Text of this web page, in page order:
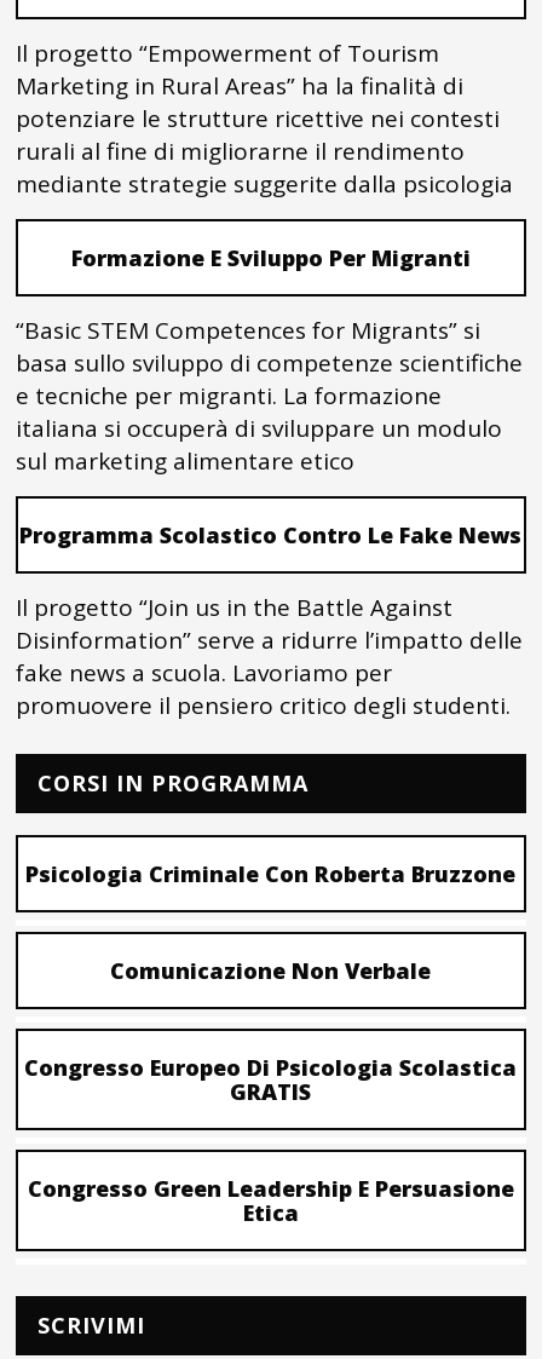
Il progetto “Empowerment of Tourism
Marketing in Rural Areas” ha la finalità di
potenziare le strutture ricettive nei contesti
rurali al fine di migliorarne il rendimento
mediante strategie suggerite dalla psicologia
Formazione E Sviluppo Per Migranti
“Basic STEM Competences for Migrants” si
basa sullo sviluppo di competenze scientifiche
e tecniche per migranti. La formazione
italiana si occuperà di sviluppare un modulo
sul marketing alimentare etico
Programma Scolastico Contro Le Fake News
Il progetto “Join us in the Battle Against
Disinformation” serve a ridurre l’impatto delle
fake news a scuola. Lavoriamo per
promuovere il pensiero critico degli studenti.
CORSI IN PROGRAMMA
Psicologia Criminale Con Roberta Bruzzone
Comunicazione Non Verbale
Congresso Europeo Di Psicologia Scolastica
GRATIS
Congresso Green Leadership E Persuasione
Etica
SCRIVIMI